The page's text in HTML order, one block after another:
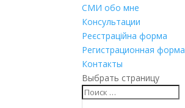
СМИ обо мне
Консультации
Реєстраційна форма
Регистрационная форма
Контакты
Выбрать страницу